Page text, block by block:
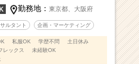
勤務地：東京都、 大阪府
ルタント 企画・マーケティング
私服OK 学歴不問
土日休み
レックス
未経験OK